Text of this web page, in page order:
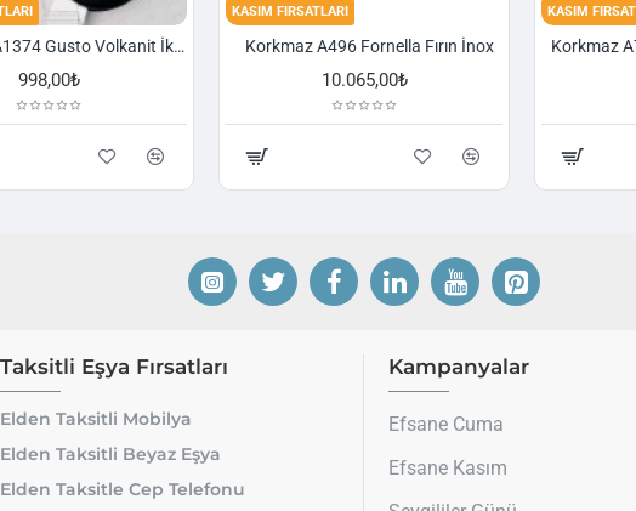
Korkmaz A1374 Gusto Volkanit İki Kulplu Oval Tava
998,00₺
KASIM FIRSATLARI
Korkmaz A496 Fornella Fırın İnox
10.065,00₺
KASIM
Taksitli Eşya Fırsatları
Elden Taksitli Mobilya
Elden Taksitli Beyaz Eşya
Elden Taksitle Cep Telefonu
Kampanyalar
Efsane Cuma
Efsane Kasım